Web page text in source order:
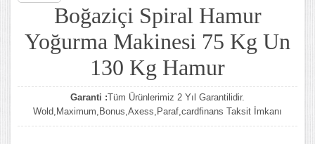
Boğaziçi Spiral Hamur
Yoğurma Makinesi 75 Kg Un
130 Kg Hamur
Garanti :Tüm Ürünlerimiz 2 Yıl Garantilidir.
Wold,Maximum,Bonus,Axess,Paraf,cardfinans Taksit İmkanı